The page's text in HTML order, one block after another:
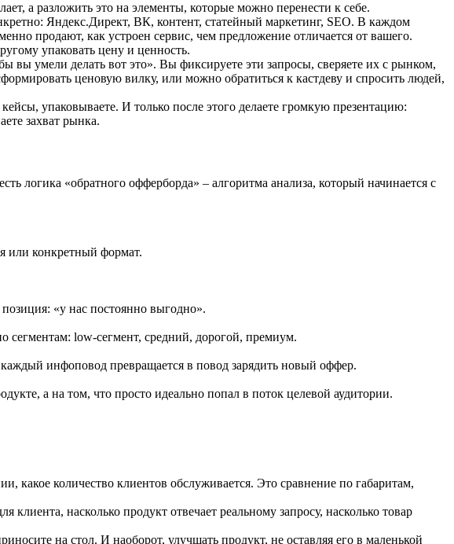
а разложить это на элементы, которые можно перенести к себе.
Яндекс.Директ, ВК, контент, статейный маркетинг, SEO. В каждом
продают, как устроен сервис, чем предложение отличается от вашего.
упаковать цену и ценность.
умели делать вот это». Вы фиксируете эти запросы, сверяете их с рынком,
ценовую вилку, или можно обратиться к кастдеву и спросить людей,
упаковываете. И только после этого делаете громкую презентацию:
захват рынка.
логика «обратного офферборда» – алгоритма анализа, который начинается с
или конкретный формат.
«у нас постоянно выгодно».
сегментам: low-сегмент, средний, дорогой, премиум.
инфоповод превращается в повод зарядить новый оффер.
а на том, что просто идеально попал в поток целевой аудитории.
какое количество клиентов обслуживается. Это сравнение по габаритам,
насколько продукт отвечает реальному запросу, насколько товар
на стол. И наоборот, улучшать продукт, не оставляя его в маленькой